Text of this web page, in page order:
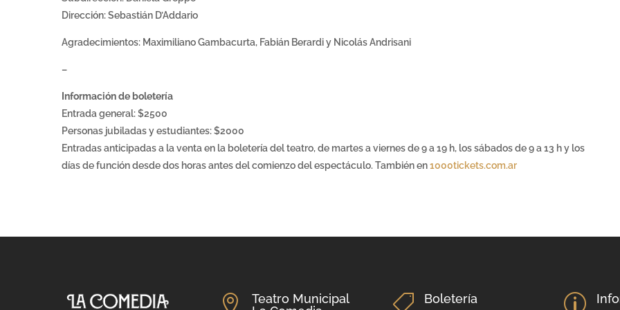
Dirección: Sebastián D’Addario
Agradecimientos: Maximiliano Gambacurta, Fabián Berardi y Nicolás Andrisani
–
Información de boletería
Entrada general: $2500
Personas jubiladas y estudiantes: $2000
Entradas anticipadas a la venta en la boletería del teatro, de martes a viernes de 9 a 19 h, los sábados de 9 a 13 h y los
días de función desde dos horas antes del comienzo del espectáculo. También en1000tickets.com.ar

Teatro Municipal
 Boletería p